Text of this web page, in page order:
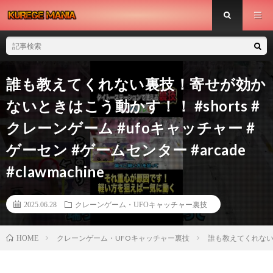
誰も教えてくれない裏技！寄せが効か
ないときはこう動かす！！ #shorts #
クレーンゲーム #ufoキャッチャー #
ゲーセン #ゲームセンター #arcade
#clawmachine
2025.06.28 クレーンゲーム・UFOキャッチャー裏技
HOME クレーンゲーム・UFOキャッチャー裏技 誰も教えてくれな